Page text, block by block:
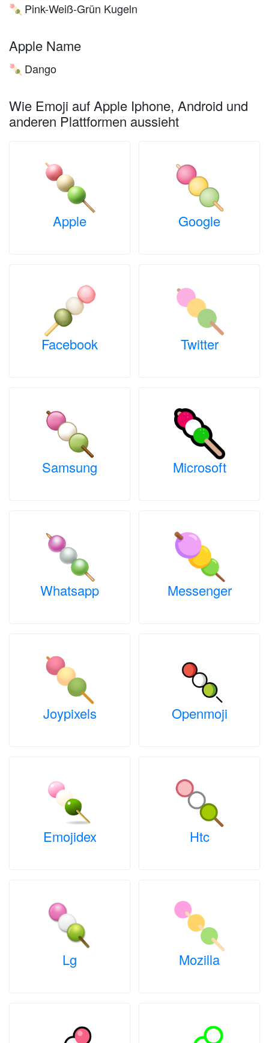
🍡 Pink-Weiß-Grün Kugeln
Apple Name
🍡 Dango
Wie Emoji auf Apple Iphone, Android und
anderen Plattformen aussieht
Apple Google
Facebook Twitter
Samsung Microsoft
Whatsapp Messenger
Joypixels Openmoji
Emojidex Htc
Lg Mozilla